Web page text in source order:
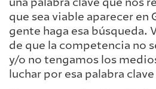
que sea viable aparecer en
gente haga esa búsqueda.
de que la competencia no
y/o no tengamos los
luchar por esa palabra